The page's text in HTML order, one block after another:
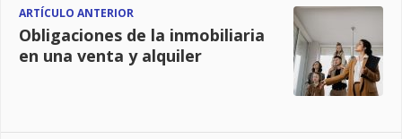
ARTÍCULO ANTERIOR
Obligaciones de la inmobiliaria
en una venta y alquiler